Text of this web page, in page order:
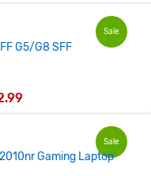
Sale
G5/G8 SFF
Sale
Gaming Laptop